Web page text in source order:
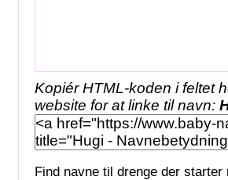
Kopiér HTML-koden i feltet
website for at linke til navn:
Find navne til drenge der starter